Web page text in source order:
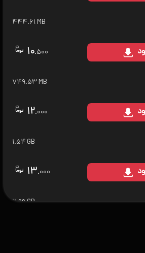
۴۴۴.۶۱ MB
۱۰.۵۰۰
۷۴۹.۵۳ MB
۱۲.۰۰۰
۱.۵۴ GB
۱۳.۰۰۰
۲.۹۹ GB